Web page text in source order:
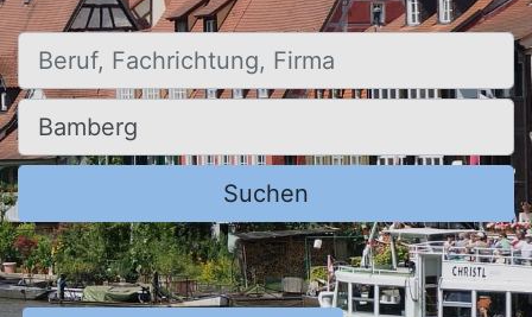
Beruf, Fachrichtung, Firma
Ort, Stadt
Suchen